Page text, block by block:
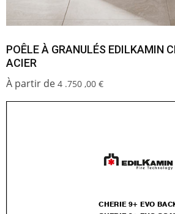
POÊLE À GRANULÉS EDILKAMIN
ACIER
4 .750 ,00 €